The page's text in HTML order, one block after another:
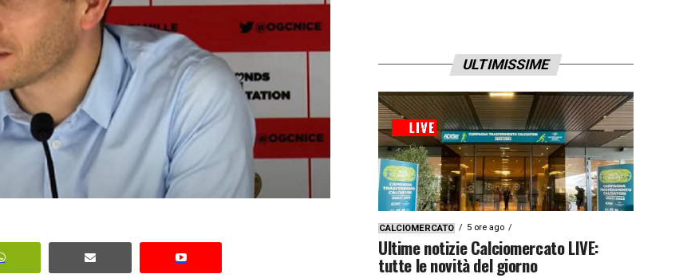
ULTIMISSIME
CALCIOMERCATO 5 ore ago
Ultime notizie Calciomercato LIVE:
tutte le novità del giorno